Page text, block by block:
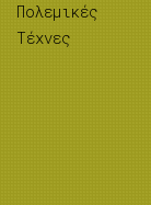
Πολεμικές
Τέχνες